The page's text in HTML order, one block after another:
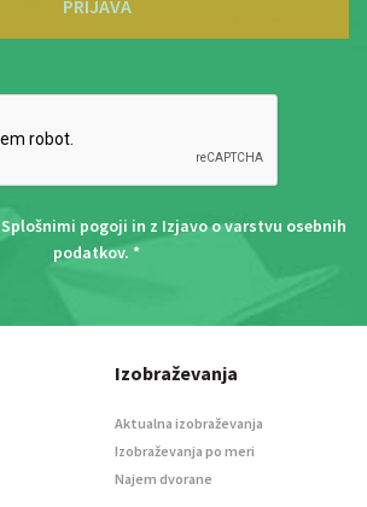
PRIJAVA
Splošnimi pogoji in z Izjavo o varstvu osebnih
podatkov. *
Izobraževanja
Aktualna izobraževanja
Izobraževanja po meri
Najem dvorane